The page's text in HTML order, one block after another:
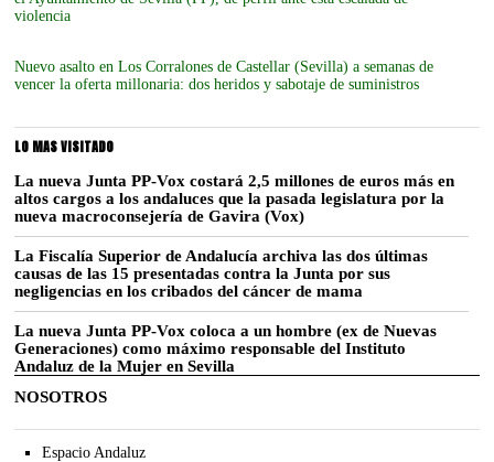
violencia
Nuevo asalto en Los Corralones de Castellar (Sevilla) a semanas de
vencer la oferta millonaria: dos heridos y sabotaje de suministros
LO MAS VISITADO
La nueva Junta PP-Vox costará 2,5 millones de euros más en
altos cargos a los andaluces que la pasada legislatura por la
nueva macroconsejería de Gavira (Vox)
La Fiscalía Superior de Andalucía archiva las dos últimas
causas de las 15 presentadas contra la Junta por sus
negligencias en los cribados del cáncer de mama
La nueva Junta PP-Vox coloca a un hombre (ex de Nuevas
Generaciones) como máximo responsable del Instituto
Andaluz de la Mujer en Sevilla
NOSOTROS
Espacio Andaluz